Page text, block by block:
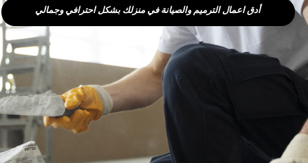
أدق اعمال الترميم والصيانة في منزلك بشكل احترافي وجمالي